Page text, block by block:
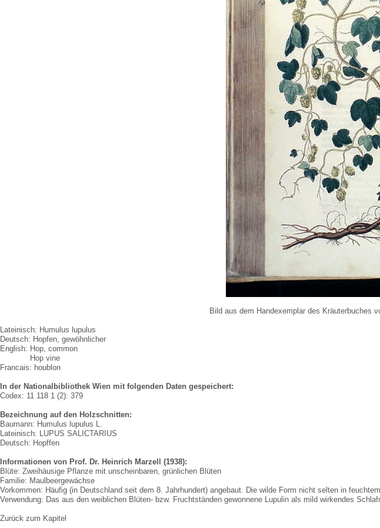
Bild aus dem Handexemplar des Kräuterbuches
Lateinisch: Humulus lupulus
Deutsch: Hopfen, gewöhnlicher
English: Hop, common
Hop vine
Francais: houblon
In der Nationalbibliothek Wien mit folgenden Daten gespeichert:
Codex: 11 118 1 (2): 379
Bezeichnung auf den Holzschnitten:
Baumann: Humulus lupulus L.
Lateinisch: LUPUS SALICTARIUS
Deutsch: Hopffen
Informationen von Prof. Dr. Heinrich Marzell (1938):
Blüte: Zweihäusige Pflanze mit unscheinbaren, grünlichen Blüten
Familie: Maulbeergewächse
Vorkommen: Häufig (in Deutschland seit dem 8. Jahrhundert) angebaut. Die wilde Form nicht selten in
Verwendung: Das aus den weiblichen Blüten- bzw. Fruchtständen gewonnene Lupulin als mild wirkendes
Zurück zum Kapitel